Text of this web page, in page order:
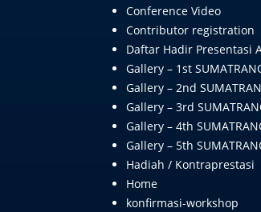
Conference Video
Contributor registration
Daftar Hadir Presentasi
Gallery – 1st
Gallery – 2nd
Gallery – 3rd
Gallery – 4th
Gallery – 5th
Hadiah / Kontraprestasi
Home
konfirmasi-workshop